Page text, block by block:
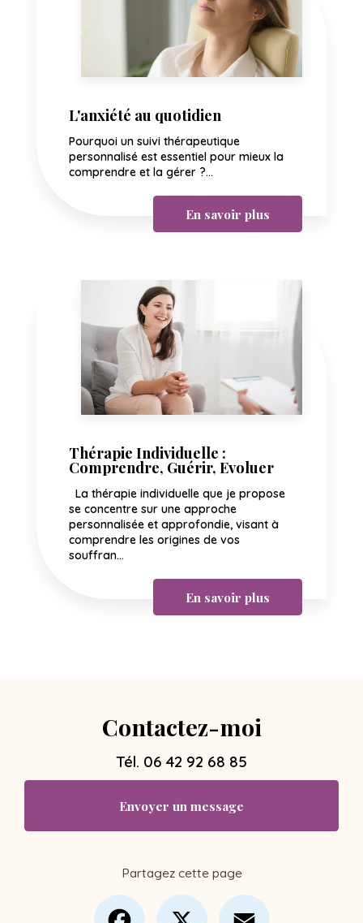
L'anxiété au quotidien
Pourquoi un suivi thérapeutique
personnalisé est essentiel pour mieux la
comprendre et la gérer ?...
En savoir plus
Thérapie Individuelle :
Comprendre, Guérir, Evoluer
La thérapie individuelle que je propose
se concentre sur une approche
personnalisée et approfondie, visant à
comprendre les origines de vos
souffran...
En savoir plus
Contactez-moi
Tél. 06 42 92 68 85
Envoyer un message
Partagez cette page
Facebook